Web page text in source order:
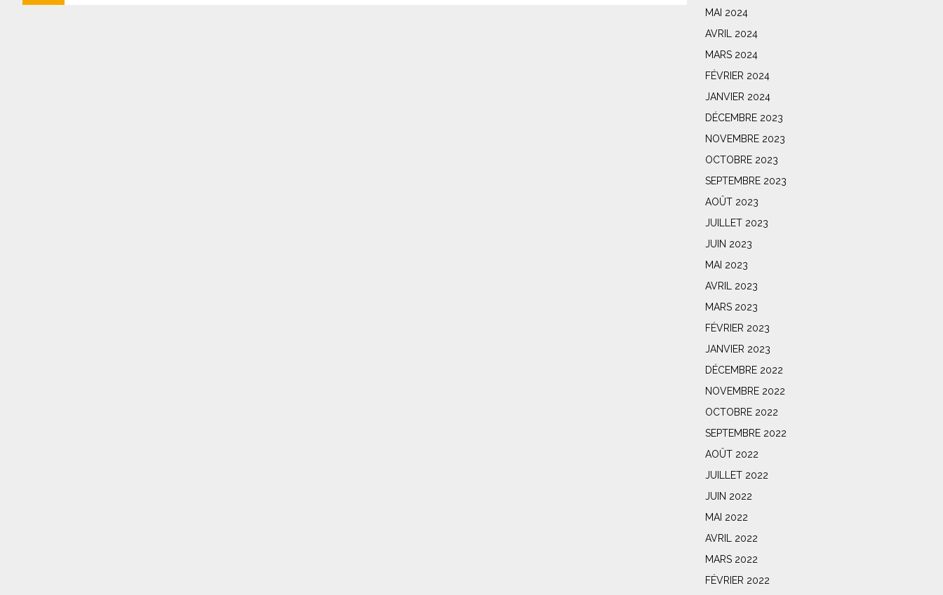
MAI 2024
AVRIL 2024
MARS 2024
FÉVRIER 2024
JANVIER 2024
DÉCEMBRE 2023
NOVEMBRE 2023
OCTOBRE 2023
SEPTEMBRE 2023
AOÛT 2023
JUILLET 2023
JUIN 2023
MAI 2023
AVRIL 2023
MARS 2023
FÉVRIER 2023
JANVIER 2023
DÉCEMBRE 2022
NOVEMBRE 2022
OCTOBRE 2022
SEPTEMBRE 2022
AOÛT 2022
JUILLET 2022
JUIN 2022
MAI 2022
AVRIL 2022
MARS 2022
FÉVRIER 2022